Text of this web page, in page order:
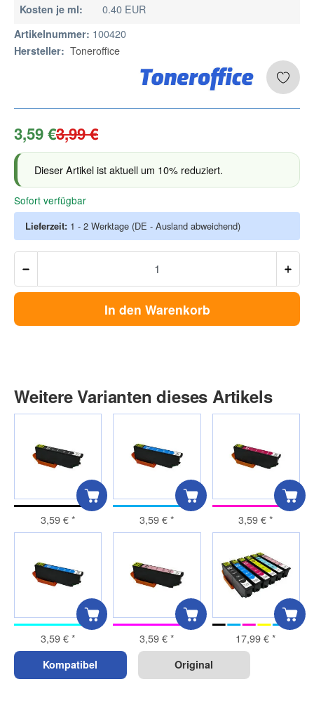
Kosten je ml: 0.40 EUR
Artikelnummer: 100420
Hersteller: Toneroffice
3,59 €3,99 €
Dieser Artikel ist aktuell um 10% reduziert.
Sofort verfügbar
Lieferzeit: 1 - 2 Werktage (DE - Ausland abweichend)
In den Warenkorb
Weitere Varianten dieses Artikels
3,59 €* 3,59 €* 3,59 €*
3,59 €* 3,59 €* 17,99 €*
Kompatibel Original